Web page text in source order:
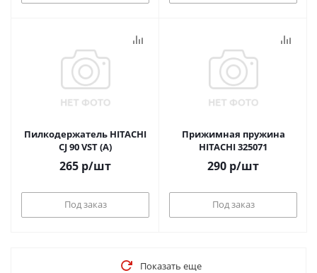
Пилкодержатель HITACHI
CJ 90 VST (А)
265 р/шт
Под заказ
Прижимная пружина
HITACHI 325071
290 р/шт
Под заказ
Показать еще